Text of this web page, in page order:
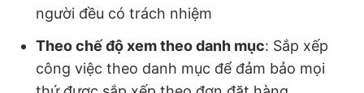
người đều có trách nhiệm
Theo chế độ xem theo danh mục: Sắp xếp
công việc theo danh mục để đảm bảo mọi